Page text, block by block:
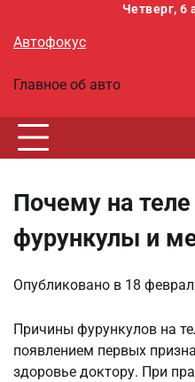
содержимому
Четверг, 6
Автофокус
Главное об авто
Почему на
фурункулы и
Опубликовано в 18
Причины фурункулов на
появлением первых
здоровье доктору. При